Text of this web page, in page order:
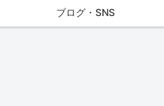
ブログ・SNS